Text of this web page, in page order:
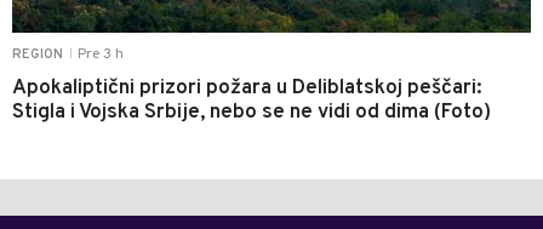
REGION Pre 3 h
Apokaliptični prizori požara u Deliblatskoj peščari:
Stigla i Vojska Srbije, nebo se ne vidi od dima (Foto)